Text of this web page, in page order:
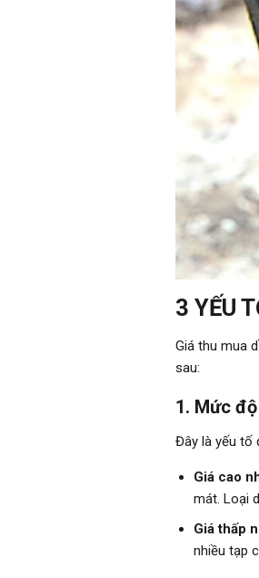
3 YẾU
Giá thu mua
sau:
1. Mức
Đây là yếu tố
Giá cao
mát. Loại
Giá thấp
nhiều tạp